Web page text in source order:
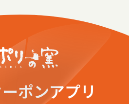
ポンアプリ